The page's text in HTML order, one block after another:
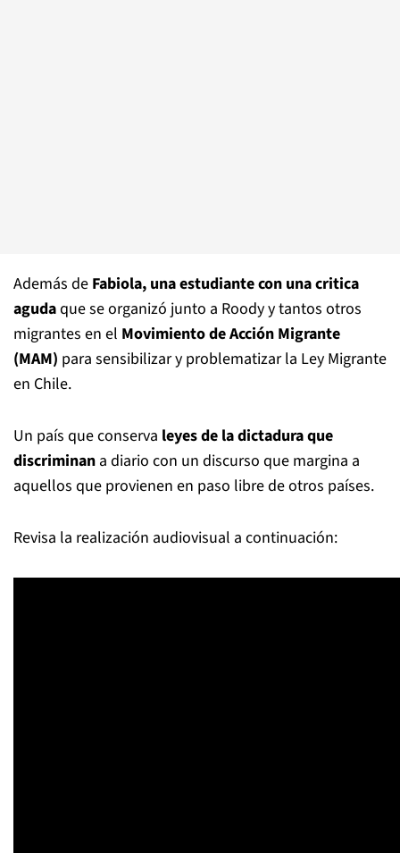
Además de Fabiola, una estudiante con una critica
agudaque se organizó junto a Roody y tantos otros
migrantes en el Movimiento de Acción Migrante
(MAM) para sensibilizar y problematizar la Ley Migrante
en Chile.
Un país que conserva leyes de la dictadura que
discriminan a diario con un discurso que margina a
aquellos que provienen en paso libre de otros países.
Revisa la realización audiovisual a continuación: